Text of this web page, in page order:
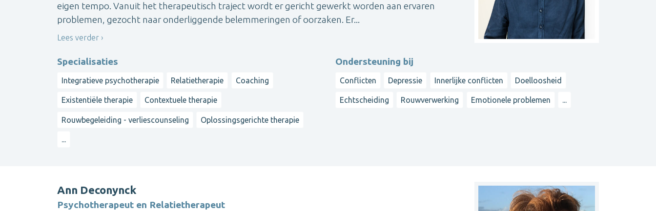
eigen tempo. Vanuit het therapeutisch traject wordt er gericht gewerkt worden aan ervaren
problemen, gezocht naar onderliggende belemmeringen of oorzaken. Er...
Lees verder
Specialisaties
Integratieve psychotherapie Relatietherapie Coaching
Existentiële therapie Contextuele therapie
Rouwbegeleiding - verliescounseling Oplossingsgerichte therapie
...
Ondersteuning bij
Conflicten Depressie Innerlijke conflicten Doelloosheid
Echtscheiding Rouwverwerking Emotionele problemen ...
Ann Deconynck
Psychotherapeut en Relatietherapeut